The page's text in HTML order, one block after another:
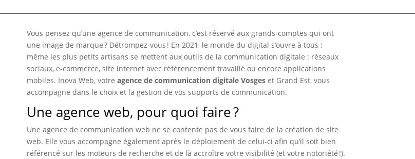
Vous pensez qu’une agence de communication, c’est réservé aux grands-comptes qui ont
une image de marque ? Détrompez-vous ! En 2021, le monde du digital s’ouvre à tous :
même les plus petits artisans se mettent aux outils de la communication digitale : réseaux
sociaux, e-commerce, site internet avec référencement travaillé ou encore applications
mobiles. Inova Web, votreagence de communication digitale Vosges et Grand Est, vous
accompagne dans le choix et la gestion de vos supports de communication.
Une agence web, pour quoi faire ?
Une agence de communication web ne se contente pas de vous faire de la création de site
web. Elle vous accompagne également après le déploiement de celui-ci afin qu’il soit bien
référencé sur les moteurs de recherche et de là accroître votre visibilité (et votre notoriété !).